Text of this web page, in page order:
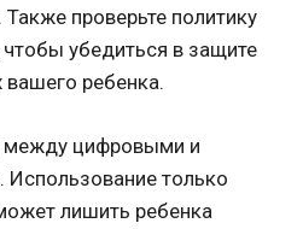
проверьте политику
убедиться в защите
ребенка.
между цифровыми и
Использование только
лишить ребенка